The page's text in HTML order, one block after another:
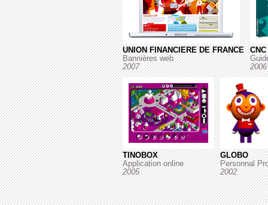
UNION FINANCIERE DE FRANCE
Bannières web
2007
CNC
2006
TINOBOX
Application online
2005
GLOBO
Personnal
2002